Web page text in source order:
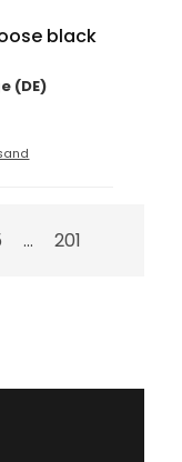
black
(DE)
... 201